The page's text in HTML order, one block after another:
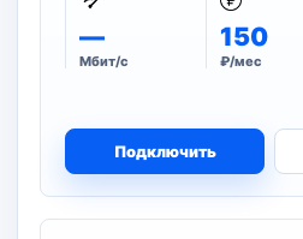
—
Мбит/с
150
₽/мес
Подключить